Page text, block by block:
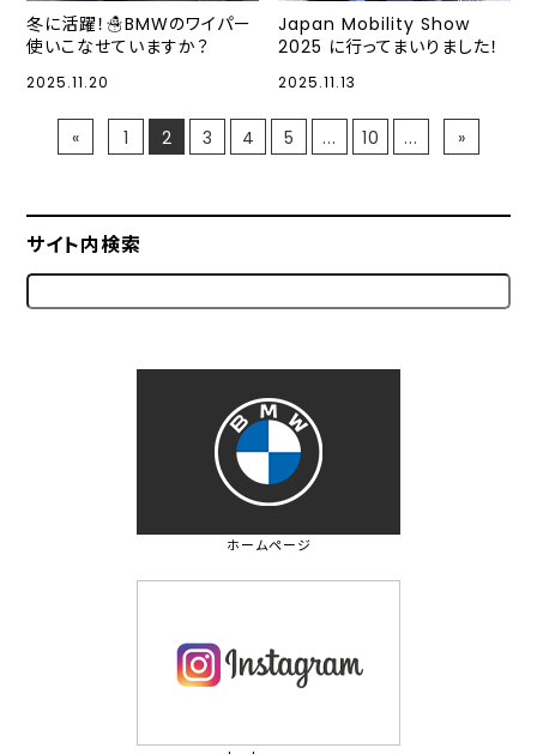
冬に活躍！☃BMWのワイパー
使いこなせていますか？
2025.11.20
Japan Mobility Show
2025 に行ってまいりました！
2025.11.13
« 1 2 3 4 5 ... 10 ... »
サイト内検索
ホームページ